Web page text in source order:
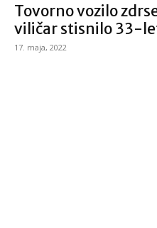
Tovorno vozilo
viličar stisnilo 33-
17. maja, 2022